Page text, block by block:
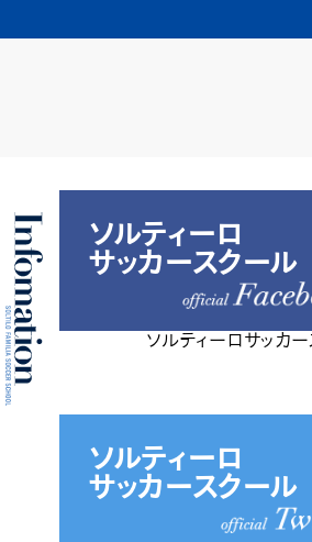
ソルティーロ
サッカースクール
ソルティーロサッカ
ソルティーロ
サッカースクール